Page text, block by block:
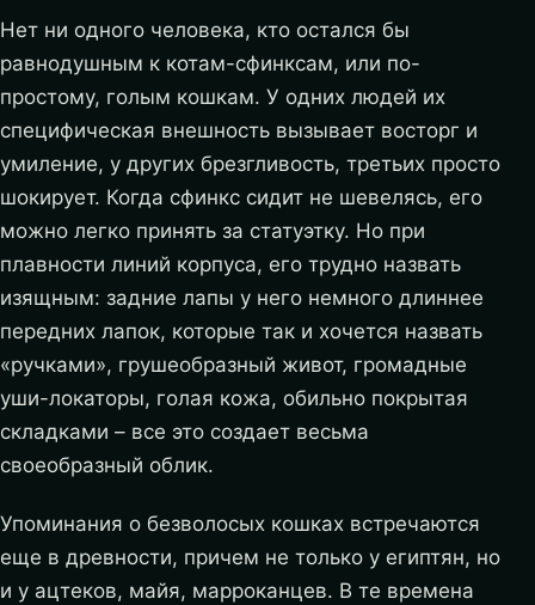
Нет ни одного человека, кто остался бы
равнодушным к котам-сфинксам, или по-
простому, голым кошкам. У одних людей их
специфическая внешность вызывает восторг и
умиление, у других брезгливость, третьих просто
шокирует. Когда сфинкс сидит не шевелясь, его
можно легко принять за статуэтку. Но при
плавности линий корпуса, его трудно назвать
изящным: задние лапы у него немного длиннее
передних лапок, которые так и хочется назвать
«ручками», грушеобразный живот, громадные
уши-локаторы, голая кожа, обильно покрытая
складками – все это создает весьма
своеобразный облик.
Упоминания о безволосых кошках встречаются
еще в древности, причем не только у египтян, но
и у ацтеков, майя, марроканцев. В те времена